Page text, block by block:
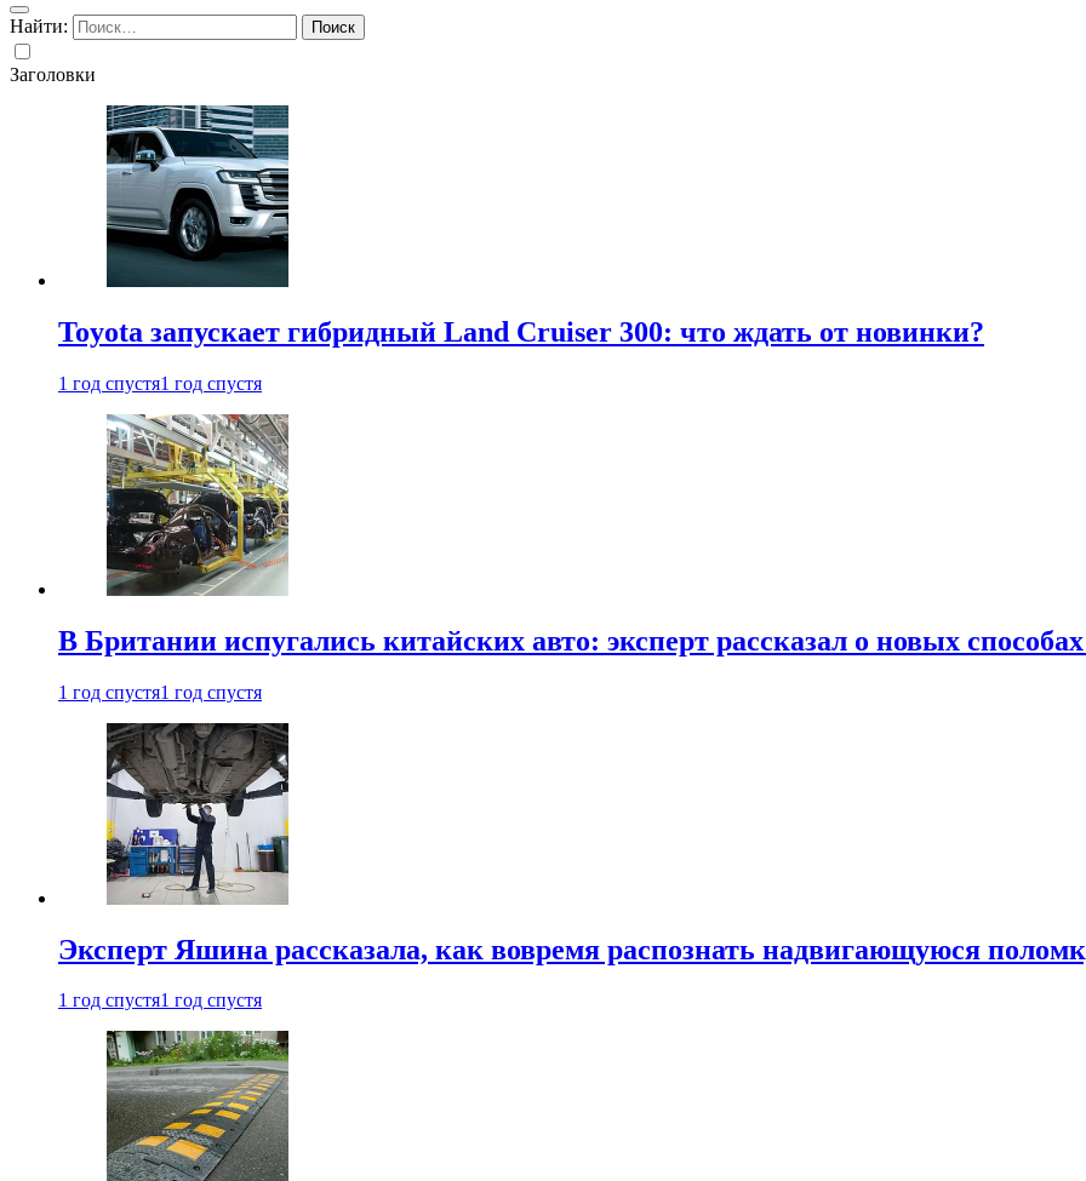
Найти:
Заголовки
Toyota запускает гибридный Land Cruiser 300: что ждать от новинки?
1 год спустя1 год спустя
В Британии испугались китайских авто: эксперт рассказал о новых
1 год спустя1 год спустя
Эксперт Яшина рассказала, как вовремя распознать надвигающуюся
1 год спустя1 год спустя